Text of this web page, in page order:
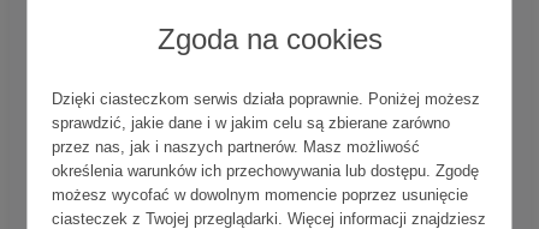
Zgoda na cookies
Dzięki ciasteczkom serwis działa poprawnie. Poniżej możesz
sprawdzić, jakie dane i w jakim celu są zbierane zarówno
przez nas, jak i naszych partnerów. Masz możliwość
określenia warunków ich przechowywania lub dostępu. Zgodę
możesz wycofać w dowolnym momencie poprzez usunięcie
ciasteczek z Twojej przeglądarki. Więcej informacji znajdziesz
bardzo lekka, wodna
Zapach: delikatnie wyczuwalny, lekko kwaśny zapach